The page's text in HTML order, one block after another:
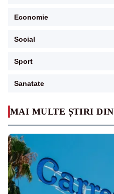
MAI MULTE ȘTIRI DIN
Economie
Social
Sport
Sanatate